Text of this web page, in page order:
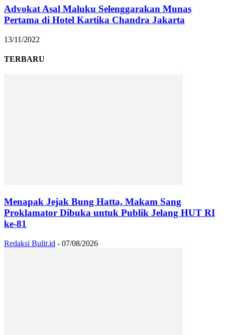
Advokat Asal Maluku Selenggarakan Munas
Pertama di Hotel Kartika Chandra Jakarta
13/11/2022
TERBARU
Menapak Jejak Bung Hatta, Makam Sang
Proklamator Dibuka untuk Publik Jelang HUT RI
ke-81
Redaksi Bulir.id - 07/08/2026